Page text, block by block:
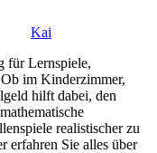
Kai
für Lernspiele,
im Kinderzimmer,
hilft dabei, den
realistischer zu
erfahren Sie alles über